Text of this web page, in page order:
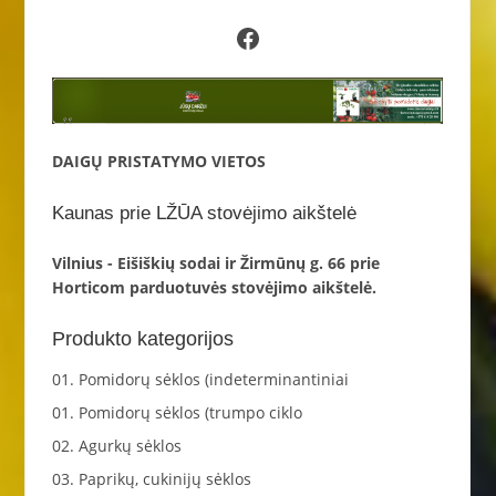
Facebook
DAIGŲ PRISTATYMO VIETOS
Kaunas prie LŽŪA stovėjimo aikštelė
Vilnius - Eišiškių sodai ir Žirmūnų g. 66 prie
Horticom parduotuvės stovėjimo aikštelė.
Produkto kategorijos
01. Pomidorų sėklos (indeterminantiniai
01. Pomidorų sėklos (trumpo ciklo
02. Agurkų sėklos
03. Paprikų, cukinijų sėklos